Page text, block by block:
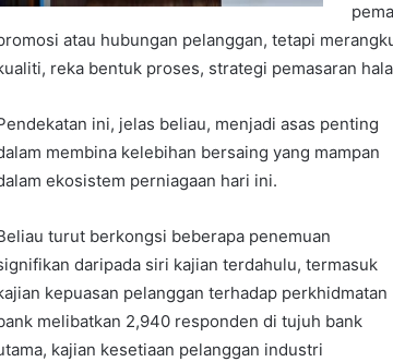
atau hubungan pelanggan, tetapi
reka bentuk proses, strategi pemasaran
ini, jelas beliau, menjadi asas penting
membina kelebihan bersaing yang mampan
ekosistem perniagaan hari ini.
turut berkongsi beberapa penemuan
daripada siri kajian terdahulu, termasuk
kepuasan pelanggan terhadap perkhidmatan
melibatkan 2,940 responden di tujuh bank
kajian kesetiaan pelanggan industri